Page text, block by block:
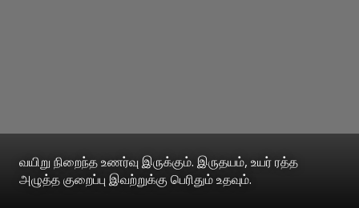
வயிறு நிறைந்த உணர்வு இருக்கும். இருதயம், உயர் ரத்த
அழுத்த குறைப்பு இவற்றுக்கு பெரிதும் உதவும்.